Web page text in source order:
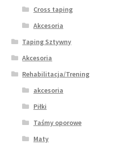
Cross taping
Akcesoria
Taping Sztywny
Akcesoria
Rehabilitacja/Trening
akcesoria
Piłki
Taśmy oporowe
Maty